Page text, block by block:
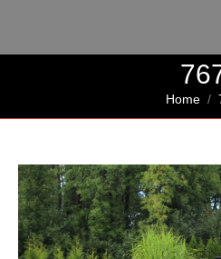
You are
Home